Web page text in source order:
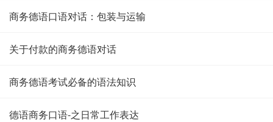
商务德语口语对话：包装与运输
关于付款的商务德语对话
商务德语考试必备的语法知识
德语商务口语-之日常工作表达